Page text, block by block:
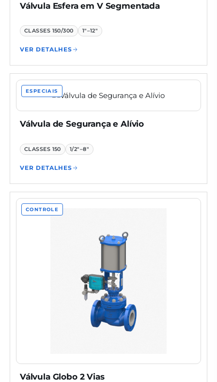
Válvula Esfera em V Segmentada
CLASSES 150/300 1"–12"
VER DETALHES
ESPECIAIS
Válvula de Segurança e Alívio
CLASSES 150 1/2"–8"
VER DETALHES
CONTROLE
Válvula Globo 2 Vias